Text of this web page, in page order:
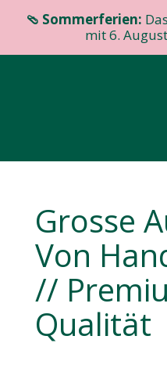
🩴 Sommerferien:
mit 6.
Grosse
Von
//
Qualität